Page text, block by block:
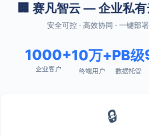
🏢 赛凡智云 — 企业私
安全可控 · 高效协同 · 一键部
1000+
企业客户
10万+
终端用户
PB级
数据托管
🔒